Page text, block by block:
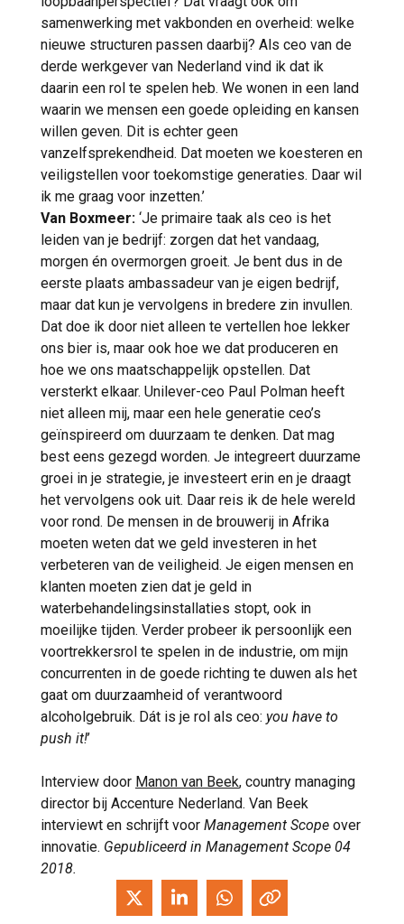
samenwerking met vakbonden en overheid: welke
nieuwe structuren passen daarbij? Als ceo van de
derde werkgever van Nederland vind ik dat ik
daarin een rol te spelen heb. We wonen in een land
waarin we mensen een goede opleiding en kansen
willen geven. Dit is echter geen
vanzelfsprekendheid. Dat moeten we koesteren en
veiligstellen voor toekomstige generaties. Daar wil
ik me graag voor inzetten.’
Van Boxmeer: ‘Je primaire taak als ceo is het
leiden van je bedrijf: zorgen dat het vandaag,
morgen én overmorgen groeit. Je bent dus in de
eerste plaats ambassadeur van je eigen bedrijf,
maar dat kun je vervolgens in bredere zin invullen.
Dat doe ik door niet alleen te vertellen hoe lekker
ons bier is, maar ook hoe we dat produceren en
hoe we ons maatschappelijk opstellen. Dat
versterkt elkaar. Unilever-ceo Paul Polman heeft
niet alleen mij, maar een hele generatie ceo’s
geïnspireerd om duurzaam te denken. Dat mag
best eens gezegd worden. Je integreert duurzame
groei in je strategie, je investeert erin en je draagt
het vervolgens ook uit. Daar reis ik de hele wereld
voor rond. De mensen in de brouwerij in Afrika
moeten weten dat we geld investeren in het
verbeteren van de veiligheid. Je eigen mensen en
klanten moeten zien dat je geld in
waterbehandelingsinstallaties stopt, ook in
moeilijke tijden. Verder probeer ik persoonlijk een
voortrekkersrol te spelen in de industrie, om mijn
concurrenten in de goede richting te duwen als het
gaat om duurzaamheid of verantwoord
alcoholgebruik. Dát is je rol als ceo: you have to
push it!’
Interview door Manon van Beek, country managing
director bij Accenture Nederland. Van Beek
interviewt en schrijft voor Management Scope over
innovatie. Gepubliceerd in Management Scope 04
2018.